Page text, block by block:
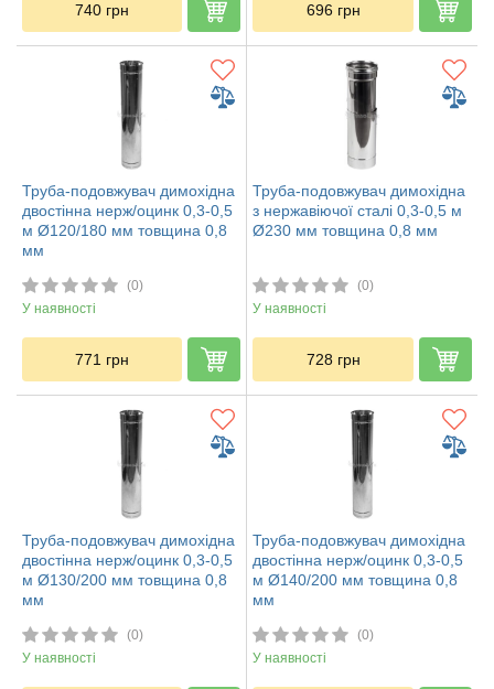
740 грн 696 грн
Труба-подовжувач димохідна
двостінна нерж/оцинк 0,3-0,5
м Ø120/180 мм товщина 0,8
мм
(0)
У наявності
771 грн
Труба-подовжувач димохідна
з нержавіючої сталі 0,3-0,5 м
Ø230 мм товщина 0,8 мм
(0)
У наявності
728 грн
Труба-подовжувач димохідна
двостінна нерж/оцинк 0,3-0,5
м Ø130/200 мм товщина 0,8
мм
(0)
У наявності
Труба-подовжувач димохідна
двостінна нерж/оцинк 0,3-0,5
м Ø140/200 мм товщина 0,8
мм
(0)
У наявності